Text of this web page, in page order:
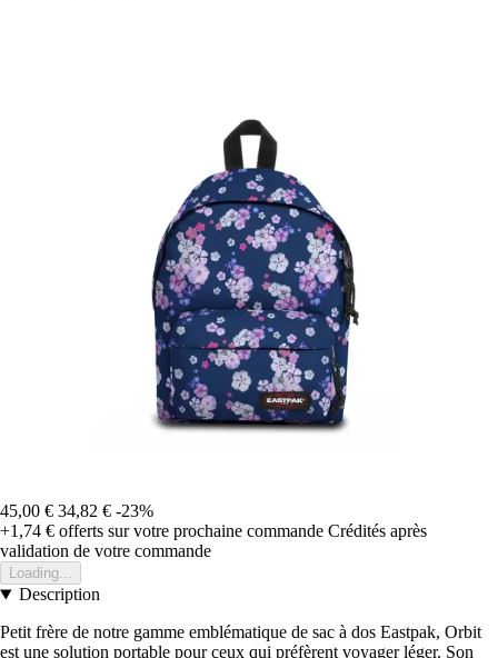
45,00 € 34,82 € -23%
+1,74 € offerts sur votre prochaine commande Crédités après
validation de votre commande
Loading...
Description
Petit frère de notre gamme emblématique de sac à dos Eastpak, Orbit
est une solution portable pour ceux qui préfèrent voyager léger. Son